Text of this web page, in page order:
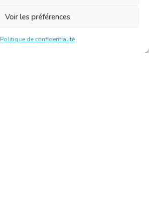
Voir les préférences
Politique de confidentialité